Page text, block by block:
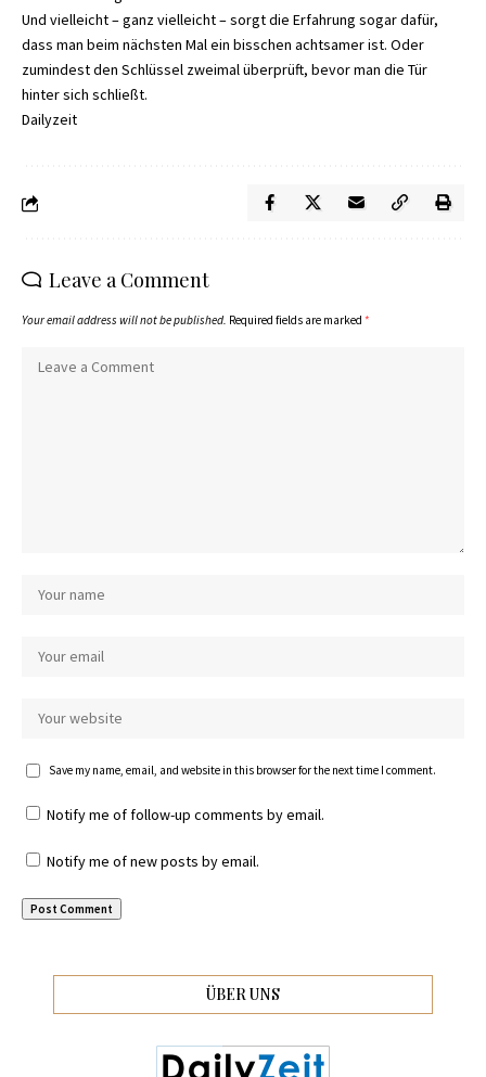
Und vielleicht – ganz vielleicht – sorgt die Erfahrung sogar dafür,
dass man beim nächsten Mal ein bisschen achtsamer ist. Oder
zumindest den Schlüssel zweimal überprüft, bevor man die Tür
hinter sich schließt.
Dailyzeit
Leave a Comment
Your email address will not be published. Required fields are marked *
Save my name, email, and website in this browser for the next time I comment.
Notify me of follow-up comments by email.
Notify me of new posts by email.
ÜBER UNS